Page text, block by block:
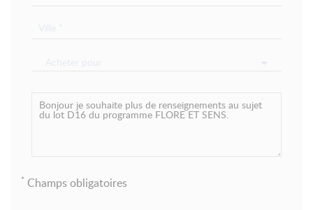
* Champs obligatoires